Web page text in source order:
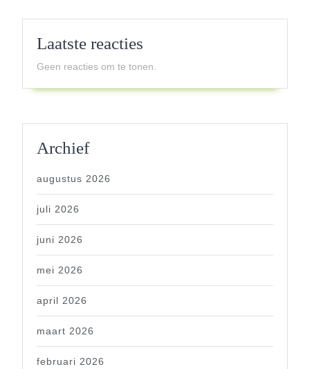
Laatste reacties
Geen reacties om te tonen.
Archief
augustus 2026
juli 2026
juni 2026
mei 2026
april 2026
maart 2026
februari 2026